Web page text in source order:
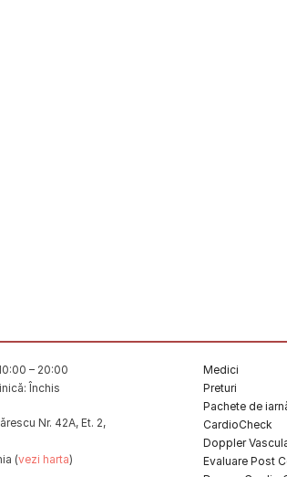
– 20:00
Închis
Nr. 42A, Et. 2,
(vezi harta)
Medici
Preturi
Pachete de
CardioCheck
Doppler
Evaluare Post